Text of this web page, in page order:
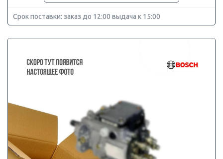
Срок поставки: заказ до 12:00 выдача к 15:00